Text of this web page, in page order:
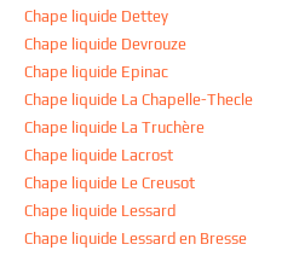
Chape liquide Dettey
Chape liquide Devrouze
Chape liquide Epinac
Chape liquide La Chapelle-Thecle
Chape liquide La Truchère
Chape liquide Lacrost
Chape liquide Le Creusot
Chape liquide Lessard
Chape liquide Lessard en Bresse